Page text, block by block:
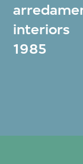
interiors
1985